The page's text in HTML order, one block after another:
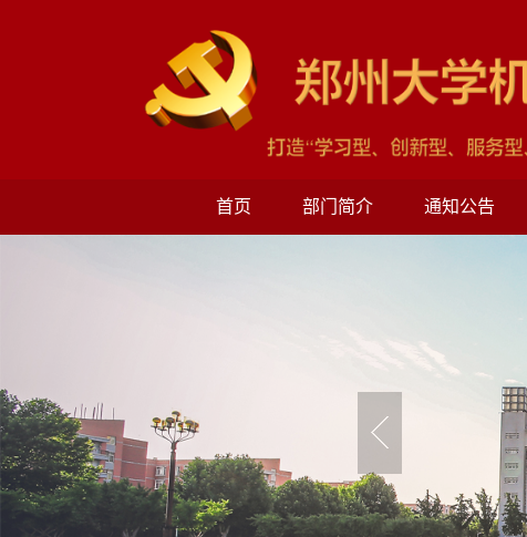
首页 部门简介 通知公告